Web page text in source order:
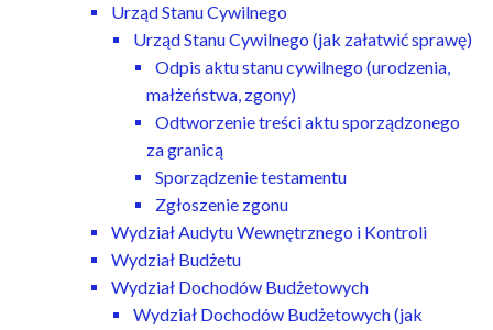
Urząd Stanu Cywilnego
Urząd Stanu Cywilnego (jak załatwić sprawę)
Odpis aktu stanu cywilnego (urodzenia,
małżeństwa, zgony)
Odtworzenie treści aktu sporządzonego
za granicą
Sporządzenie testamentu
Zgłoszenie zgonu
Wydział Audytu Wewnętrznego i Kontroli
Wydział Budżetu
Wydział Dochodów Budżetowych
Wydział Dochodów Budżetowych (jak